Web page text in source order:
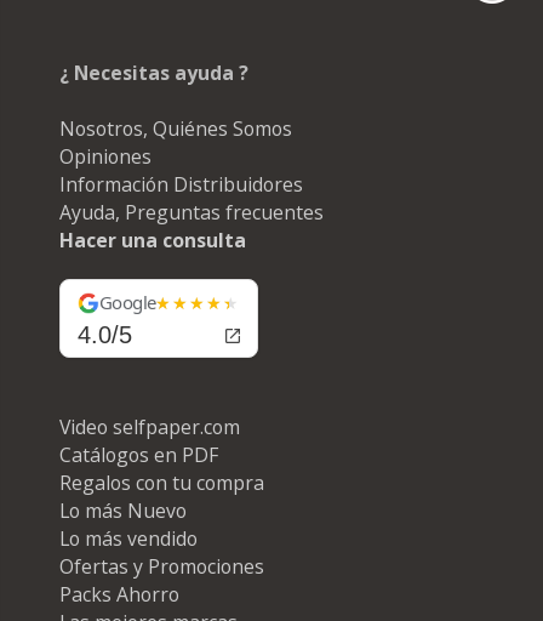
¿ Necesitas ayuda ?
Nosotros, Quiénes Somos
Opiniones
Información Distribuidores
Ayuda, Preguntas frecuentes
Hacer una consulta
Google
4.0/5
Video selfpaper.com
Catálogos en PDF
Regalos con tu compra
Lo más Nuevo
Lo más vendido
Ofertas y Promociones
Packs Ahorro